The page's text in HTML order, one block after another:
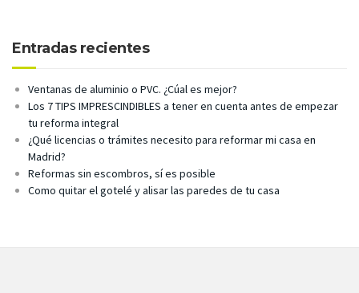
Entradas recientes
Ventanas de aluminio o PVC. ¿Cúal es mejor?
Los 7 TIPS IMPRESCINDIBLES a tener en cuenta antes de empezar
tu reforma integral
¿Qué licencias o trámites necesito para reformar mi casa en
Madrid?
Reformas sin escombros, sí es posible
Como quitar el gotelé y alisar las paredes de tu casa